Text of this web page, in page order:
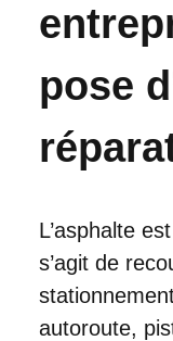
pose
L’asphalte
s’agit de
autoroute,